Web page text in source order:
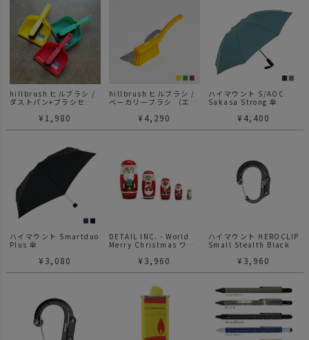
hillbrush ヒルブラシ /
ダストパン+ブラシセッ
¥ 1,980
hillbrush ヒルブラシ /
ベーカリーブラシ （エク
¥ 4,290
ハイマウント S/AOC
Sakasa Strong 傘
¥ 4,400
ハイマウント Smartduo
Plus 傘
¥ 3,080
DETAIL INC. - World
Merry Christmas ワー
ンタ マトリョーシカ
¥ 3,960
ハイマウント HEROCLIP
Small Stealth Black
¥ 3,960